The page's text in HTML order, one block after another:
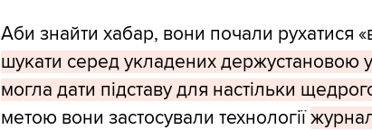
Аби знайти хабар, вони почали рухатися
шукати серед укладених держустановою
могла дати підставу для настільки
метою вони застосували технології